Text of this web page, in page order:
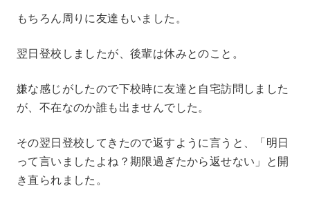
もちろん周りに友達もいました。
翌日登校しましたが、後輩は休みとのこと。
嫌な感じがしたので下校時に友達と自宅訪問しました
が、不在なのか誰も出ませんでした。
その翌日登校してきたので返すように言うと、「明日
って言いましたよね？期限過ぎたから返せない」と開
き直られました。